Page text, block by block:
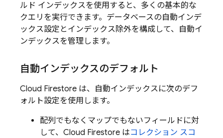
ルド インデックスを使用すると、多くの基本的な
クエリを実行できます。データベースの自動インデ
ックス設定とインデックス除外を構成して、自動イ
ンデックスを管理します。
自動インデックスのデフォルト
Cloud Firestore は、自動インデックスに次のデフ
ォルト設定を使用します。
配列でもなくマップでもないフィールドに対
して、 Cloud Firestore はコレクション スコ